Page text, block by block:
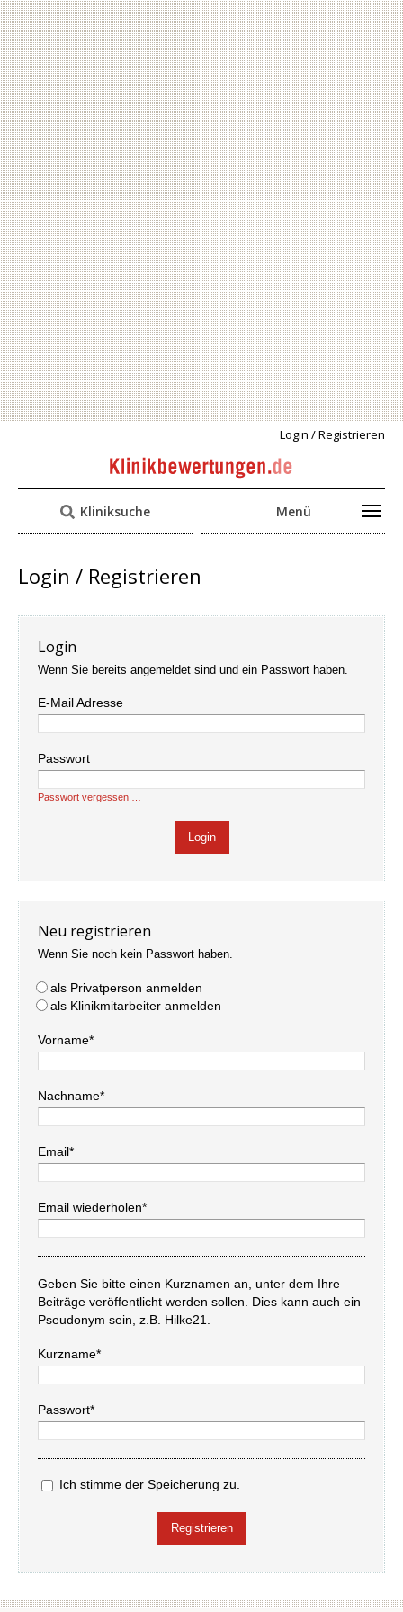
Login / Registrieren
Kliniksuche Menü
Login / Registrieren
Login
Wenn Sie bereits angemeldet sind und ein Passwort haben.
E-Mail Adresse
Passwort
Passwort vergessen …
Neu registrieren
Wenn Sie noch kein Passwort haben.
als Privatperson anmelden
als Klinikmitarbeiter anmelden
Vorname*
Nachname*
Email*
Email wiederholen*
Geben Sie bitte einen Kurznamen an, unter dem Ihre
Beiträge veröffentlicht werden sollen. Dies kann auch ein
Pseudonym sein, z.B. Hilke21.
Kurzname*
Passwort*
Ich stimme der Speicherung zu.